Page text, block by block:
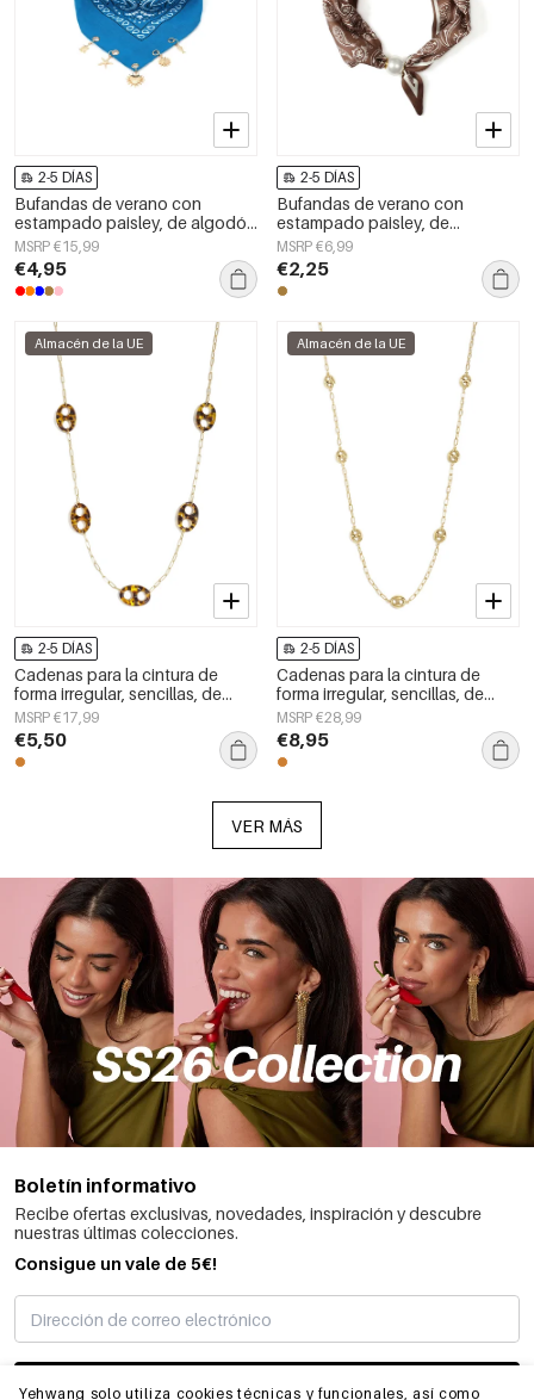
Yehwang solo utiliza cookies técnicas y funcionales, así como
2-5 DÍAS
Bufandas de verano con
estampado paisley, de algodón
clásico, accesorios para el día a
día.
MSRP €15,99
€4,95
2-5 DÍAS
Bufandas de verano con
estampado paisley, de
poliéster, informales, para uso
diario.
MSRP €6,99
€2,25
Almacén de la UE
2-5 DÍAS
Cadenas para la cintura de
forma irregular, sencillas, de
acero inoxidable, accesorios de
uso diario.
MSRP €17,99
€5,50
Almacén de la UE
2-5 DÍAS
Cadenas para la cintura de
forma irregular, sencillas, de
acero inoxidable, accesorios de
uso diario.
MSRP €28,99
€8,95
VER MÁS
Boletín informativo
Recibe ofertas exclusivas, novedades, inspiración y descubre
nuestras últimas colecciones.
Consigue un vale de 5€!
SUSCRIBIRME